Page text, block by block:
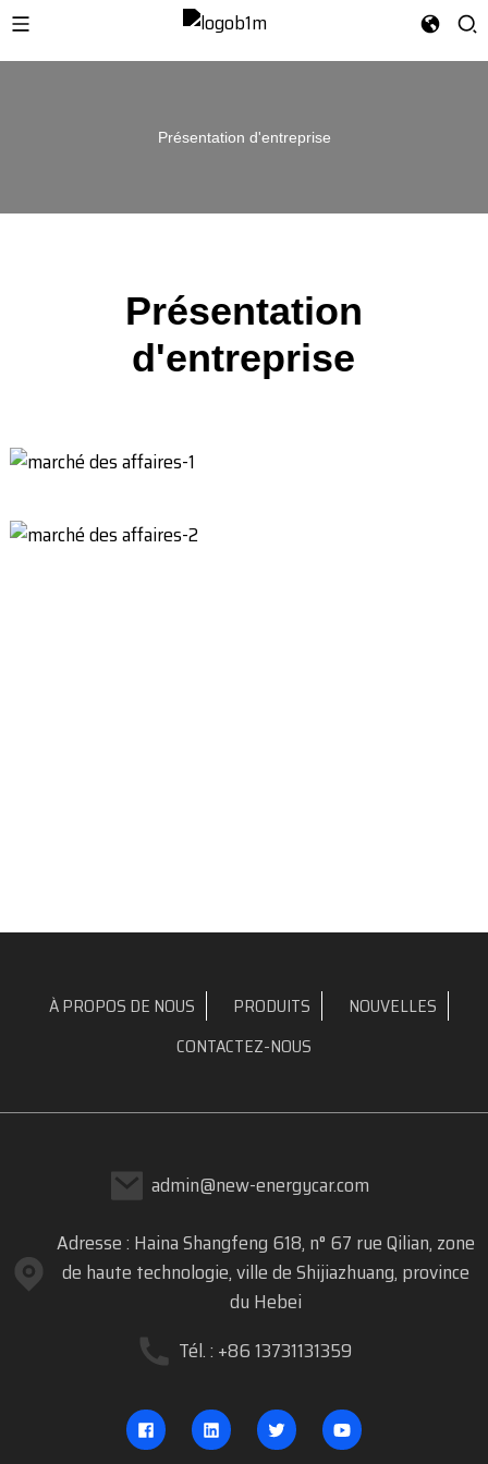
Présentation d'entreprise
Présentation
d'entreprise
À PROPOS DE NOUS PRODUITS
NOUVELLES
CONTACTEZ-NOUS
admin@new-energycar.com
Adresse : Haina Shangfeng 618, n° 67 rue Qilian, zone
de haute technologie, ville de Shijiazhuang, province
du Hebei
Tél. : +86 13731131359